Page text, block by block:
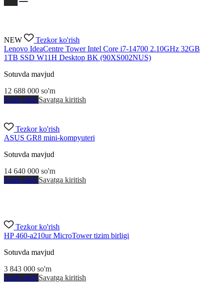
NEW
Tezkor ko'rish
Lenovo IdeaCentre Tower Intel Core i7-14700 2.10GHz 32GB
1TB SSD W11H Desktop BK (90XS002NUS)
Sotuvda mavjud
12 688 000 so'm
Sotib olish Savatga kiritish
Tezkor ko'rish
ASUS GR8 mini-kompyuteri
Sotuvda mavjud
14 640 000 so'm
Sotib olish Savatga kiritish
Tezkor ko'rish
HP 460-a210ur MicroTower tizim birligi
Sotuvda mavjud
3 843 000 so'm
Sotib olish Savatga kiritish